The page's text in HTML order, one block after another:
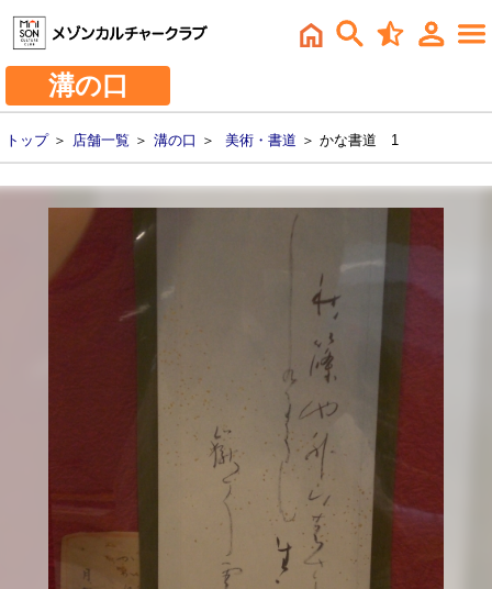
溝の口
トップ＞ 店舗一覧 ＞ 溝の口 ＞ 美術・書道 ＞ かな書道 1